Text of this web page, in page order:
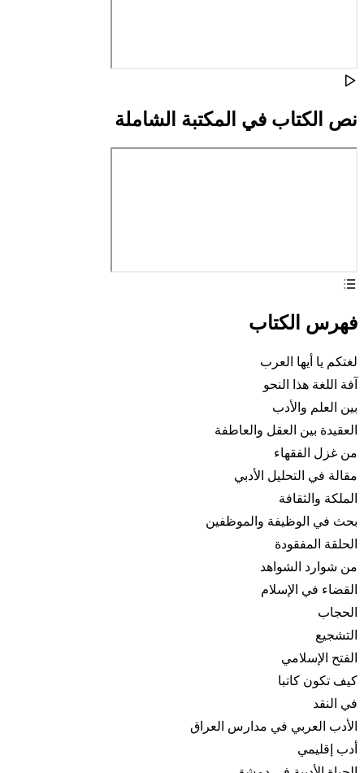
نص الكتاب في المكتبة الشاملة
فهرس الكتاب
لغتكم يا أيها العرب
آفة اللغة هذا النحو
بين العلم والأدب
العقيدة بين العقل والعاطفة
من غزل الفقهاء
مقالة في التحليل الأدبي
الملكة والثقافة
بحث في الوظيفة والموظفين
الحلقة المفقودة
من شوارد الشواهد
القضاء في الإسلام
الحجاب
التشجيع
الفتح الإسلامي
كيف تكون كاتبا
في النقد
الأدب العربي في مدارس العراق
أدب إقليمي